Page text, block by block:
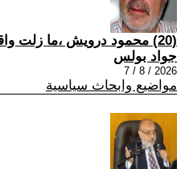
(20) محمود درويش ،ما زلت واقفًا على الريح بيننا
جواد بولس
2026 / 8 / 7
مواضيع وابحاث سياسية